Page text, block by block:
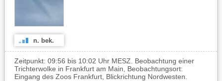
n. bek.
Zeitpunkt: 09:56 bis 10:02 Uhr MESZ. Beobachtung einer
Trichterwolke in Frankfurt am Main, Beobachtungsort:
Eingang des Zoos Frankfurt, Blickrichtung Nordwesten.